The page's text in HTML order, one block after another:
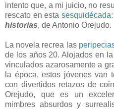
intento que, a mi juicio, no
rescato en esta sesquidécada:
historias, de Antonio Orejudo.
La novela recrea las
de los años 20. Alojados en
vinculados azarosamente a
la época, estos jóvenes van
con divertidos retazos de
Orejudo, que es un
mimbres absurdos y